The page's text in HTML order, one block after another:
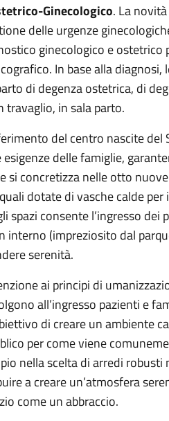
Ginecologico. La
delle urgenze
ginecologico e
In base alla
di degenza ostetrica, di
travaglio, in sala parto.
del centro nascite del
delle famiglie,
si concretizza nelle otto
dotate di vasche calde
spazi consente l’ingresso
interno (impreziosito dal
serenità.
ai principi di
all’ingresso pazienti e
di creare un ambiente
per come viene
nella scelta di arredi
a creare un’atmosfera
come un abbraccio.